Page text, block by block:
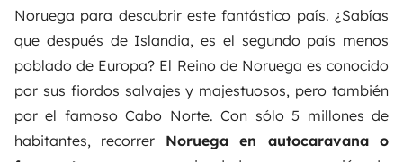
Noruega para descubrir este fantástico país. ¿Sabías
que después de Islandia, es el segundo país menos
poblado de Europa? El Reino de Noruega es conocido
por sus fiordos salvajes y majestuosos, pero también
por el famoso Cabo Norte. Con sólo 5 millones de
habitantes, recorrer Noruega en autocaravana o